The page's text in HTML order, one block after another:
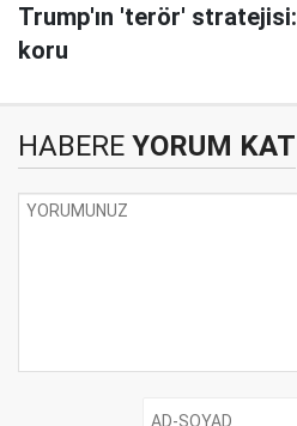
Trump'ın 'terör'
koru
HABERE YORUM KAT